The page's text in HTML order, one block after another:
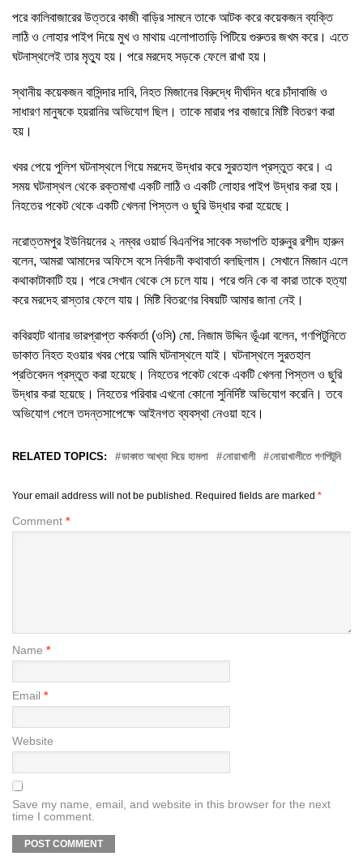
পরে কালিবাজারের উত্তরে কাজী বাড়ির সামনে তাকে আটক করে কয়েকজন ব্যক্তি
লাঠি ও লোহার পাইপ দিয়ে মুখ ও মাথায় এলোপাতাড়ি পিটিয়ে গুরুতর জখম করে। এতে
ঘটনাস্থলেই তার মৃত্যু হয়। পরে মরদেহ সড়কে ফেলে রাখা হয়।
স্থানীয় কয়েকজন বাসিন্দার দাবি, নিহত মিজানের বিরুদ্ধে দীর্ঘদিন ধরে চাঁদাবাজি ও
সাধারণ মানুষকে হয়রানির অভিযোগ ছিল। তাকে মারার পর বাজারে মিষ্টি বিতরণ করা
হয়।
খবর পেয়ে পুলিশ ঘটনাস্থলে গিয়ে মরদেহ উদ্ধার করে সুরতহাল প্রস্তুত করে। এ
সময় ঘটনাস্থল থেকে রক্তমাখা একটি লাঠি ও একটি লোহার পাইপ উদ্ধার করা হয়।
নিহতের পকেট থেকে একটি খেলনা পিস্তল ও ছুরি উদ্ধার করা হয়েছে।
নরোত্তমপুর ইউনিয়নের ২ নম্বর ওয়ার্ড বিএনপির সাবেক সভাপতি হারুনুর রশীদ হারুন
বলেন, আমরা আমাদের অফিসে বসে নির্বাচনী কথাবার্তা বলছিলাম। সেখানে মিজান এলে
কথাকাটাকাটি হয়। পরে সেখান থেকে সে চলে যায়। পরে শুনি কে বা কারা তাকে হত্যা
করে মরদেহ রাস্তার ফেলে যায়। মিষ্টি বিতরণের বিষয়টি আমার জানা নেই।
কবিরহাট থানার ভারপ্রাপ্ত কর্মকর্তা (ওসি) মো. নিজাম উদ্দিন ভূঁঞা বলেন, গণপিটুনিতে
ডাকাত নিহত হওয়ার খবর পেয়ে আমি ঘটনাস্থলে যাই। ঘটনাস্থলে সুরতহাল
প্রতিবেদন প্রস্তুত করা হয়েছে। নিহতের পকেট থেকে একটি খেলনা পিস্তল ও ছুরি
উদ্ধার করা হয়েছে। নিহতের পরিবার এখনো কোনো সুনির্দিষ্ট অভিযোগ করেনি। তবে
অভিযোগ পেলে তদন্তসাপেক্ষে আইনগত ব্যবস্থা নেওয়া হবে।
RELATED TOPICS: ডাকাত আখ্যা দিয়ে হামলা নোয়াখালী নোয়াখালীতে গণপিটুনি
Your email address will not be published. Required fields are marked *
Comment *
Name *
Email *
Website
Save my name, email, and website in this browser for the next
time I comment.